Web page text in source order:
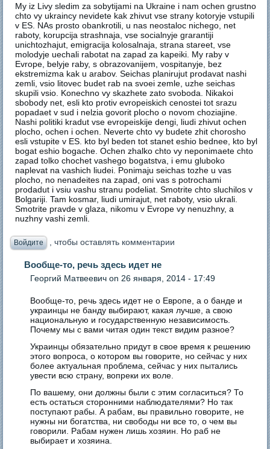
My iz Livy sledim za sobytijami na Ukraine i nam ochen grustno
chto vy ukraincy nevidete kak zhivut vse strany kotoryje vstupili
v ES. NAs prosto obankrotili, u nas neostaloc nichego, net
raboty, korupcija strashnaja, vse socialnyje grarantiji
unichtozhajut, emigracija kolosalnaja, strana stareet, vse
molodyje uechali rabotat na zapad za kapeiki. My raby v
Evrope, belyje raby, s obrazovanijem, vospitanyje, bez
ekstremizma kak u arabov. Seichas planirujut prodavat nashi
zemli, vsio litovec budet rab na svoei zemle, uzhe seichas
skupili vsio. Konechno vy skazhete zato svoboda. Nikakoi
sbobody net, esli kto protiv evropeiskich cenostei tot srazu
popadaet v sud i nelzia govorit plocho o novom choziajine.
Nashi politiki kradut vse evropeiskije dengi, liudi zhivut ochen
plocho, ochen i ochen. Neverte chto vy budete zhit chorosho
esli vstupite v ES. kto byl beden tot stanet eshio bednee, kto byl
bogat eshio bogache. Ochen zhalko chto vy neponimaete chto
zapad tolko chochet vashego bogatstva, i emu gluboko
naplevat na vashich liudei. Ponimaju seichas tozhe u vas
plocho, no nenadeites na zapad, oni vas s potrochami
prodadut i vsiu vashu stranu podeliat. Smotrite chto sluchilos v
Bolgariji. Tam kosmar, liudi umirajut, net raboty, vsio ukrali.
Smotrite pravde v glaza, nikomu v Evrope vy nenuzhny, a
nuzhny vashi zemli.
Войдите , чтобы оставлять комментарии
Вообще-то, речь здесь идет не
Георгий Матвеевич on 26 января, 2014 - 17:49
Вообще-то, речь здесь идет не о Европе, а о банде и
украинцы не банду выбирают, какая лучше, а свою
национальную и государственную независимость.
Почему мы с вами читая один текст видим разное?
Украинцы обязательно придут в свое время к решению
этого вопроса, о котором вы говорите, но сейчас у них
более актуальная проблема, сейчас у них пытались
увести всю страну, вопреки их воле.
По вашему, они должны были с этим согласиться? То
есть остаться сторонними наблюдателями? Но так
поступают рабы. А рабам, вы правильно говорите, не
нужны ни богатства, ни свободы ни все то, о чем вы
говорили. Рабам нужен лишь хозяин. Но раб не
выбирает и хозяина.